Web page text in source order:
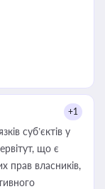
+1
суб’єктів у
що є
прав власників,